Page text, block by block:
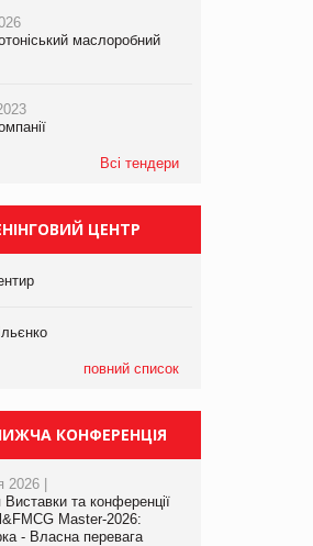
маслоробний
Всі тендери
ЦЕНТР
повний список
КОНФЕРЕНЦІЯ
2026 |
та конференції
Master-2026:
- Власна перевага